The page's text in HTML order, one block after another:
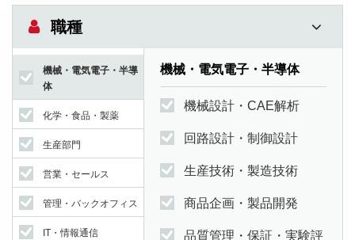
職種
機械・電気電子・半導
体
化学・食品・製薬
生産部門
営業・セールス
管理・バックオフィス
IT・情報通信
機械・電気電子・半導体
機械設計・CAE解析
回路設計・制御設計
生産技術・製造技術
商品企画・製品開発
品質管理・保証・実験評